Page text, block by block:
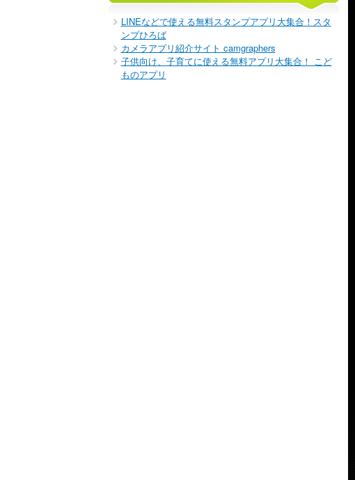
LINEなどで使える無料スタンプアプリ大集合！スタ
ンプひろば
カメラアプリ紹介サイト camgraphers
子供向け、子育てに使える無料アプリ大集合！ こど
ものアプリ